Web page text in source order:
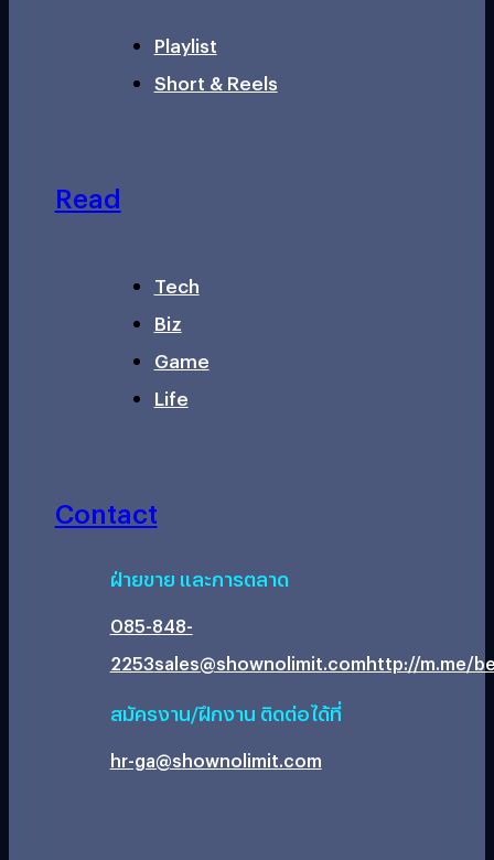
Playlist
Short & Reels
Read
Tech
Biz
Game
Life
Contact
ฝ่ายขาย และการตลาด
085-848-
2253sales@shownolimit.comhttp://m.me/
สมัครงาน/ฝึกงาน ติดต่อได้ที่
hr-ga@shownolimit.com